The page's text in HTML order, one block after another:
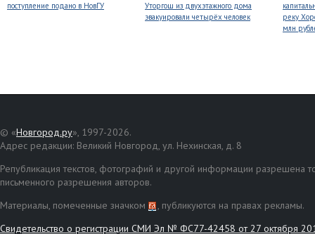
поступление подано в НовГУ
Уторгош из двухэтажного дома
эвакуировали четырёх человек
реку
млн
© «Новгород.ру», 1997-2026.
Адрес редакции: Великий Новгород, ул. Нехинская, д. 8
Републикация текстов, фотографий и другой информации разрешена
письменного разрешения авторов.
Материалы, помеченные значком
, публикуются на правах рекламы.
Свидетельство о регистрации СМИ Эл № ФС77-42458 от 27 октября